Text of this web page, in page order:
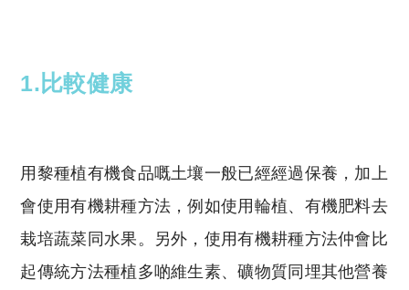
1.比較健康
用黎種植有機食品嘅土壤一般已經經過保養，加上
會使用有機耕種方法，例如使用輪植、有機肥料去
栽培蔬菜同水果。另外，使用有機耕種方法仲會比
起傳統方法種植多啲維生素、礦物質同埋其他營養